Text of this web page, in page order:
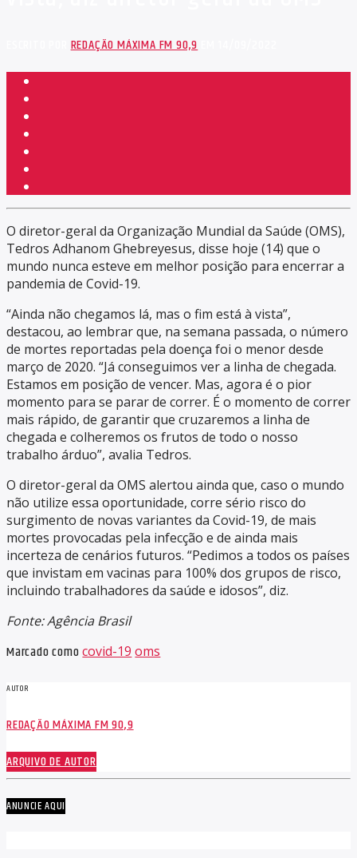
ESCRITO PORREDAÇÃO MÁXIMA FM 90,9EM 14/09/2022
O diretor-geral da Organização Mundial da Saúde (OMS),
Tedros Adhanom Ghebreyesus, disse hoje (14) que o
mundo nunca esteve em melhor posição para encerrar a
pandemia de Covid-19.
“Ainda não chegamos lá, mas o fim está à vista”,
destacou, ao lembrar que, na semana passada, o número
de mortes reportadas pela doença foi o menor desde
março de 2020. “Já conseguimos ver a linha de chegada.
Estamos em posição de vencer. Mas, agora é o pior
momento para se parar de correr. É o momento de correr
mais rápido, de garantir que cruzaremos a linha de
chegada e colheremos os frutos de todo o nosso
trabalho árduo”, avalia Tedros.
O diretor-geral da OMS alertou ainda que, caso o mundo
não utilize essa oportunidade, corre sério risco do
surgimento de novas variantes da Covid-19, de mais
mortes provocadas pela infecção e de ainda mais
incerteza de cenários futuros. “Pedimos a todos os países
que invistam em vacinas para 100% dos grupos de risco,
incluindo trabalhadores da saúde e idosos”, diz.
Fonte: Agência Brasil
Marcado comocovid-19 oms
AUTOR
REDAÇÃO MÁXIMA FM 90,9
ARQUIVO DE AUTOR
ANUNCIE AQUI